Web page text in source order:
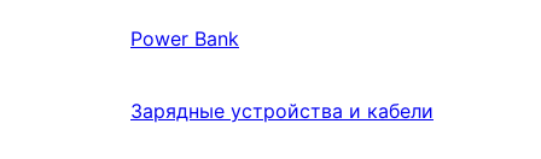
Power Bank
Зарядные устройства и кабели